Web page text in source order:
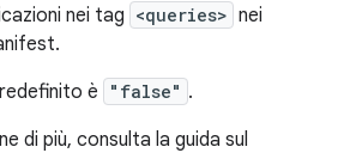
nei tag <queries> nei
è
"false" .
di più, consulta la guida sul